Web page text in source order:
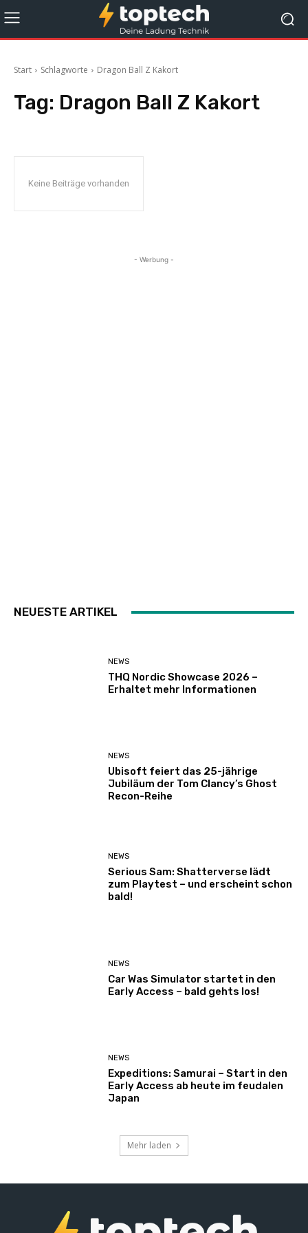
Start Schlagworte Dragon Ball Z Kakort
Tag: Dragon Ball Z Kakort
Keine Beiträge vorhanden
- Werbung -
NEUESTE ARTIKEL
NEWS
THQ Nordic Showcase 2026 –
Erhaltet mehr Informationen
NEWS
Ubisoft feiert das 25-jährige
Jubiläum der Tom Clancy’s Ghost
Recon-Reihe
NEWS
Serious Sam: Shatterverse lädt
zum Playtest – und erscheint schon
bald!
NEWS
Car Was Simulator startet in den
Early Access – bald gehts los!
NEWS
Expeditions: Samurai – Start in den
Early Access ab heute im feudalen
Japan
Mehr laden